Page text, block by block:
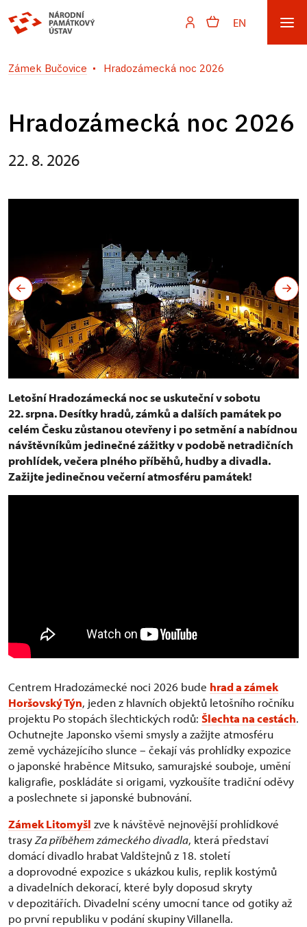
EN
Zámek Bučovice Hradozámecká noc 2026
Hradozámecká noc 2026
22. 8. 2026
Letošní Hradozámecká noc se uskuteční v sobotu
22. srpna. Desítky hradů, zámků a dalších památek po
celém Česku zůstanou otevřeny i po setmění a nabídnou
návštěvníkům jedinečné zážitky v podobě netradičních
prohlídek, večera plného příběhů, hudby a divadla.
Zažijte jedinečnou večerní atmosféru památek!
Centrem Hradozámecké noci 2026 bude hrad a zámek
Horšovský Týn, jeden z hlavních objektů letošního ročníku
projektu Po stopách šlechtických rodů: Šlechta na cestách.
Ochutnejte Japonsko všemi smysly a zažijte atmosféru
země vycházejícího slunce – čekají vás prohlídky expozice
o japonské hraběnce Mitsuko, samurajské souboje, umění
kaligrafie, poskládáte si origami, vyzkoušíte tradiční oděvy
a poslechnete si japonské bubnování.
Zámek Litomyšl zve k návštěvě nejnovější prohlídkové
trasyZa příběhem zámeckého divadla, která představí
domácí divadlo hrabat Valdštejnů z 18. století
a doprovodné expozice s ukázkou kulis, replik kostýmů
a divadelních dekorací, které byly doposud skryty
v depozitářích. Divadelní scény umocní tance od gotiky až
po první republiku v podání skupiny Villanella.